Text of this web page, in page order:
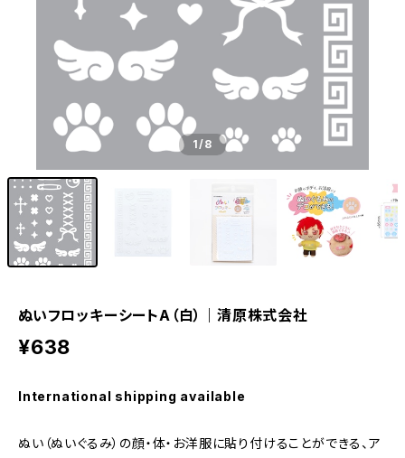
1/8
ぬいフロッキーシートA（白）｜清原株式会社
¥638
International shipping available
ぬい（ぬいぐるみ）の顔・体・お洋服に貼り付けることができる、ア